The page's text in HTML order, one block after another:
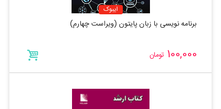
ایبوک
برنامه نویسی با زبان پایتون (ویراست چهارم)
100,000 تومان